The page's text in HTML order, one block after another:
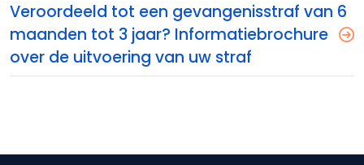
Veroordeeld tot een gevangenisstraf van 6
maanden tot 3 jaar? Informatiebrochure
over de uitvoering van uw straf